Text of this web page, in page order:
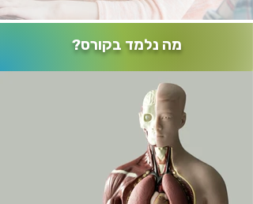
מה נלמד בקורס?